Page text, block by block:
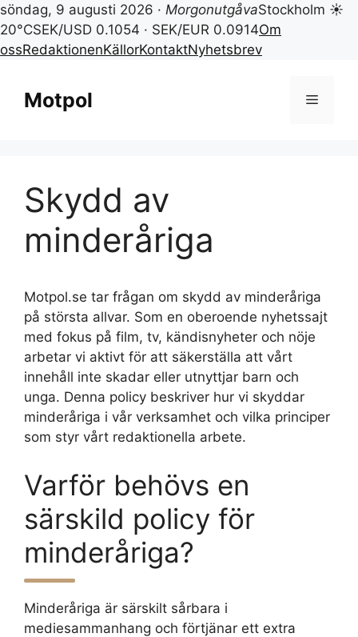
söndag, 9 augusti 2026 · MorgonutgåvaStockholm ☀
20°CSEK/USD 0.1054 · SEK/EUR 0.0914Om
ossRedaktionenKällorKontaktNyhetsbrev
innehållMotpol Meny
Skydd av
minderåriga
Motpol.se tar frågan om skydd av minderåriga
på största allvar. Som en oberoende nyhetssajt
med fokus på film, tv, kändisnyheter och nöje
arbetar vi aktivt för att säkerställa att vårt
innehåll inte skadar eller utnyttjar barn och
unga. Denna policy beskriver hur vi skyddar
minderåriga i vår verksamhet och vilka principer
som styr vårt redaktionella arbete.
Varför behövs en
särskild policy för
minderåriga?
Minderåriga är särskilt sårbara i
mediesammanhang och förtjänar ett extra